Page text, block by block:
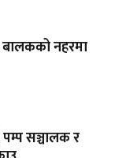
बालकको नहरमा
पम्प सञ्चालक र